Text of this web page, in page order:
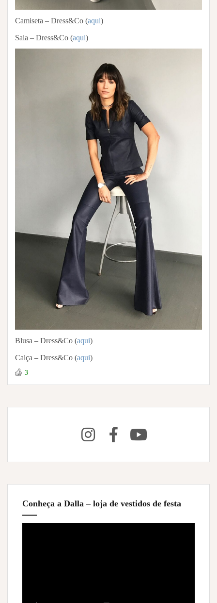
Camiseta – Dress&Co (aqui)
Saia – Dress&Co (aqui)
Blusa – Dress&Co (aqui)
Calça – Dress&Co (aqui)
3
Conheça a Dalla – loja de vestidos de festa